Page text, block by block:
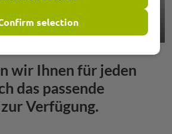
wir Ihnen für jeden
das passende
Verfügung.
selection